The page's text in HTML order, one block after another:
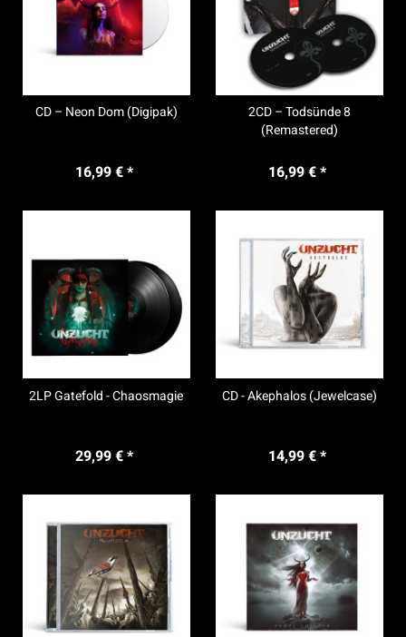
CD – Neon Dom (Digipak)
16,99 € *
2CD – Todsünde 8
(Remastered)
16,99 € *
2LP Gatefold - Chaosmagie
29,99 € *
CD - Akephalos (Jewelcase)
14,99 € *